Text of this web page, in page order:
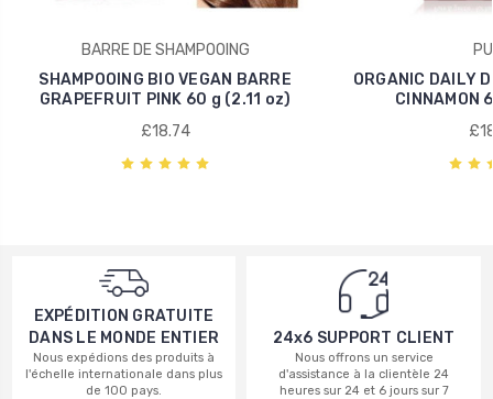
BARRE DE SHAMPOOING
SHAMPOOING BIO VEGAN BARRE
GRAPEFRUIT PINK 60 g (2.11 oz)
£18.74
ORGANIC DAILY
CINNAMON
EXPÉDITION GRATUITE
DANS LE MONDE ENTIER
Nous expédions des produits à
l'échelle internationale dans plus
de 100 pays.
24x6 SUPPORT CLIENT
Nous offrons un service
d'assistance à la clientèle 24
heures sur 24 et 6 jours sur 7